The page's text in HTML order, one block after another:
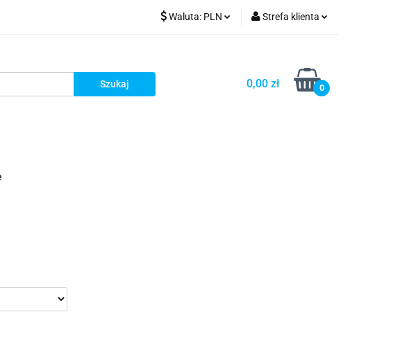
Waluta: PLN Strefa klienta
Zarejestruj się
Dodaj zgłoszenie
0,00 zł 0